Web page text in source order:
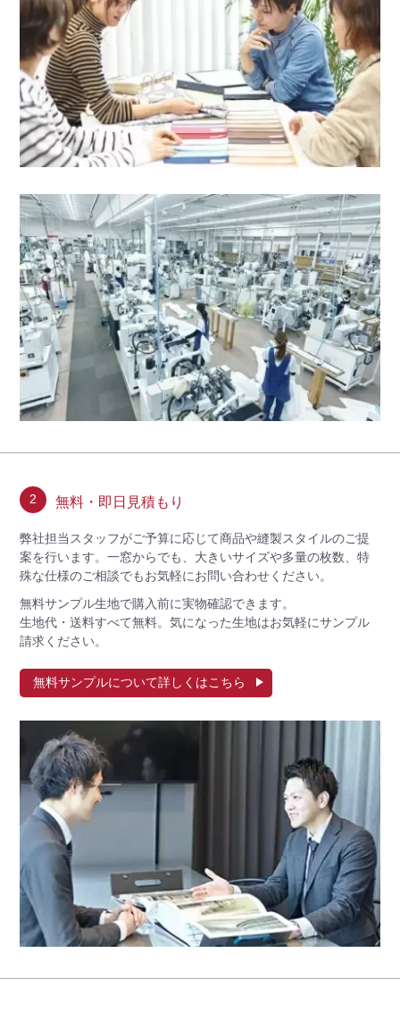
2 無料・即日見積もり
弊社担当スタッフがご予算に応じて商品や縫製スタイルのご提
案を行います。一窓からでも、大きいサイズや多量の枚数、特
殊な仕様のご相談でもお気軽にお問い合わせください。
無料サンプル生地で購入前に実物確認できます。
生地代・送料すべて無料。気になった生地はお気軽にサンプル
請求ください。
無料サンプルについて詳しくはこちら